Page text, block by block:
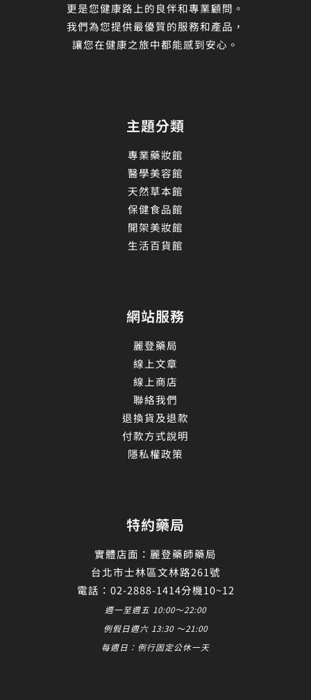
更是您健康路上的良伴和專業顧問。
我們為您提供最優質的服務和產品，
讓您在健康之旅中都能感到安心。
主題分類
專業藥妝館
醫學美容館
天然草本館
保健食品館
開架美妝館
生活百貨館
網站服務
麗登藥局
線上文章
線上商店
聯絡我們
退換貨及退款
付款方式說明
隱私權政策
特約藥局
實體店面：麗登藥師藥局
台北市士林區文林路261號
電話：02-2888-1414分機10~12
週一至週五 10:00～22:00
例假日週六 13:30 ～21:00
每週日：例行固定公休一天